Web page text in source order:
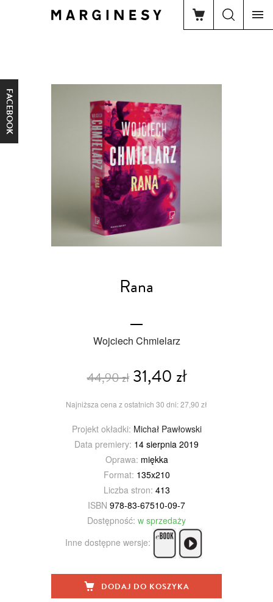
FACEBOOK
Rana
Wojciech Chmielarz
44,90 zł31,40 zł
Najniższa cena z ostatnich 30 dni: 27,90 zł
Projekt okładki: Michał Pawłowski
Data premiery: 14 sierpnia 2019
Oprawa: miękka
Format: 135x210
Liczba stron: 413
ISBN 978-83-67510-09-7
Dostępność: w sprzedaży
Inne dostępne wersje:
DODAJ DO KOSZYKA